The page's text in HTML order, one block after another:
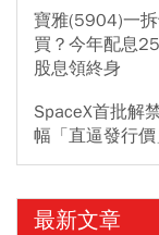
寶雅(5904)一
買？今年配息
股息領終身
SpaceX首批解
幅「直逼發行
最新文章